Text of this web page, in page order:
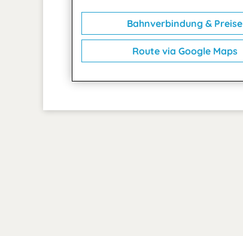
Bahnverbindung & Preise
Route via Google Maps